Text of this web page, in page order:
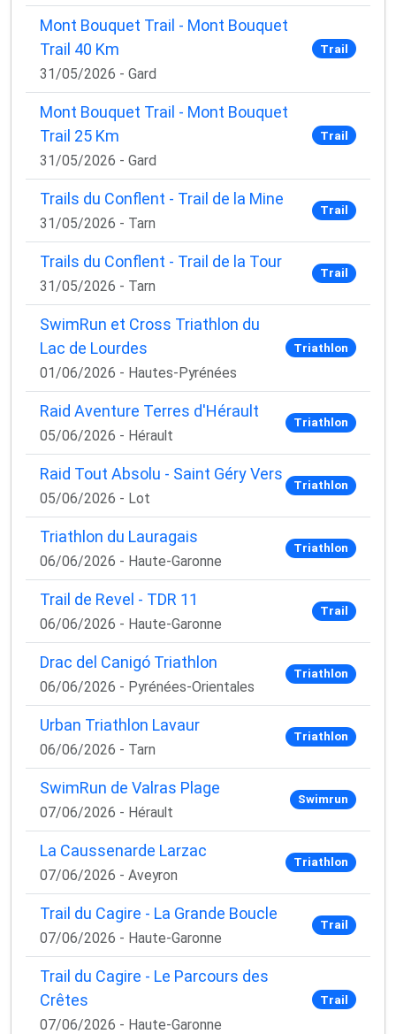
Mont Bouquet Trail - Mont Bouquet
Trail 40 Km
31/05/2026 - Gard
Trail
Mont Bouquet Trail - Mont Bouquet
Trail 25 Km
31/05/2026 - Gard
Trail
Trails du Conflent - Trail de la Mine
31/05/2026 - Tarn
Trail
Trails du Conflent - Trail de la Tour
31/05/2026 - Tarn
Trail
SwimRun et Cross Triathlon du
Lac de Lourdes
01/06/2026 - Hautes-Pyrénées
Triathlon
Raid Aventure Terres d'Hérault
05/06/2026 - Hérault
Triathlon
Raid Tout Absolu - Saint Géry Vers
05/06/2026 - Lot
Triathlon
Triathlon du Lauragais
06/06/2026 - Haute-Garonne
Triathlon
Trail de Revel - TDR 11
06/06/2026 - Haute-Garonne
Trail
Drac del Canigó Triathlon
06/06/2026 - Pyrénées-Orientales
Triathlon
Urban Triathlon Lavaur
06/06/2026 - Tarn
Triathlon
SwimRun de Valras Plage
07/06/2026 - Hérault
Swimrun
La Caussenarde Larzac
07/06/2026 - Aveyron
Triathlon
Trail du Cagire - La Grande Boucle
07/06/2026 - Haute-Garonne
Trail
Trail du Cagire - Le Parcours des
Crêtes
07/06/2026 - Haute-Garonne
Trail